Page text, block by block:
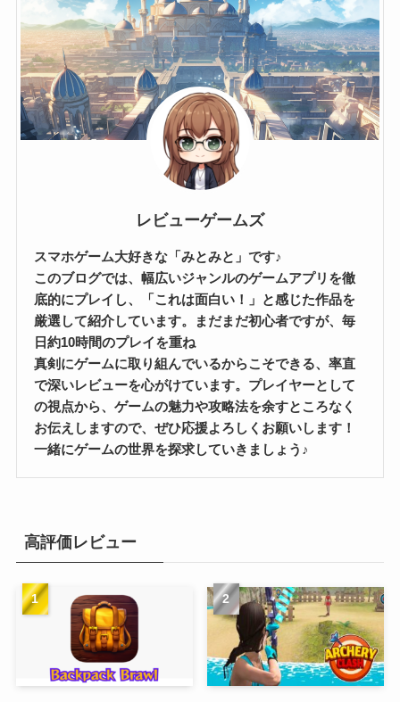
レビューゲームズ
スマホゲーム大好きな「みとみと」です♪
このブログでは、幅広いジャンルのゲームアプリを徹
底的にプレイし、「これは面白い！」と感じた作品を
厳選して紹介しています。まだまだ初心者ですが、毎
日約10時間のプレイを重ね
真剣にゲームに取り組んでいるからこそできる、率直
で深いレビューを心がけています。プレイヤーとして
の視点から、ゲームの魅力や攻略法を余すところなく
お伝えしますので、ぜひ応援よろしくお願いします！
一緒にゲームの世界を探求していきましょう♪
高評価レビュー